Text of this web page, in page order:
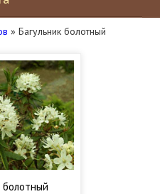
» Багульник болотный
болотный